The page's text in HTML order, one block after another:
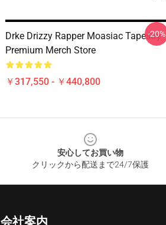
Drke Drizzy Rapper Moasiac Tapestry
Premium Merch Store
￥317,550 - ￥440,800
-20%
安心してお買い物
クリックから配送まで24/7保護
会社案内